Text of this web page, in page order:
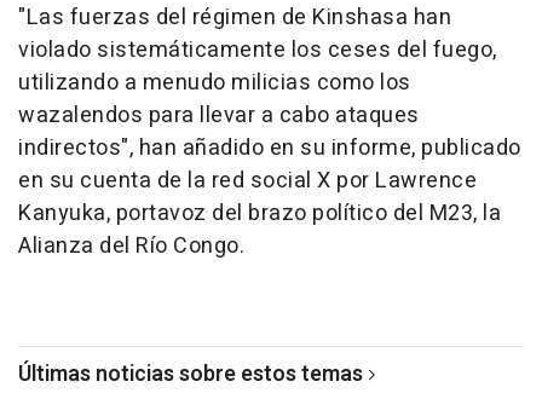
"Las fuerzas del régimen de Kinshasa han
violado sistemáticamente los ceses del fuego,
utilizando a menudo milicias como los
wazalendos para llevar a cabo ataques
indirectos", han añadido en su informe, publicado
en su cuenta de la red social X por Lawrence
Kanyuka, portavoz del brazo político del M23, la
Alianza del Río Congo.
Últimas noticias sobre estos temas